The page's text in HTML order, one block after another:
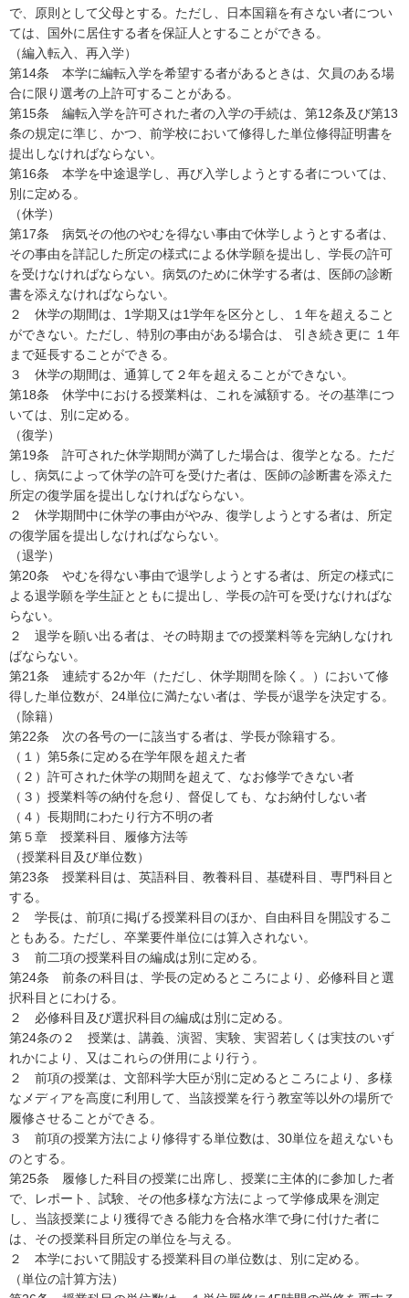
で、原則として父母とする。ただし、日本国籍を有さない者につい
ては、国外に居住する者を保証人とすることができる。
（編入転入、再入学）
第14条 本学に編転入学を希望する者があるときは、欠員のある場
合に限り選考の上許可することがある。
第15条 編転入学を許可された者の入学の手続は、第12条及び第13
条の規定に準じ、かつ、前学校において修得した単位修得証明書を
提出しなければならない。
第16条 本学を中途退学し、再び入学しようとする者については、
別に定める。
（休学）
第17条 病気その他のやむを得ない事由で休学しようとする者は、
その事由を詳記した所定の様式による休学願を提出し、学長の許可
を受けなければならない。病気のために休学する者は、医師の診断
書を添えなければならない。
２ 休学の期間は、1学期又は1学年を区分とし、１年を超えること
ができない。ただし、特別の事由がある場合は、 引き続き更に １年
まで延長することができる。
３ 休学の期間は、通算して２年を超えることができない。
第18条 休学中における授業料は、これを減額する。その基準につ
いては、別に定める。
（復学）
第19条 許可された休学期間が満了した場合は、復学となる。ただ
し、病気によって休学の許可を受けた者は、医師の診断書を添えた
所定の復学届を提出しなければならない。
２ 休学期間中に休学の事由がやみ、復学しようとする者は、所定
の復学届を提出しなければならない。
（退学）
第20条 やむを得ない事由で退学しようとする者は、所定の様式に
よる退学願を学生証とともに提出し、学長の許可を受けなければな
らない。
２ 退学を願い出る者は、その時期までの授業料等を完納しなけれ
ばならない。
第21条 連続する2か年（ただし、休学期間を除く。）において修
得した単位数が、24単位に満たない者は、学長が退学を決定する。
（除籍）
第22条 次の各号の一に該当する者は、学長が除籍する。
（１）第5条に定める在学年限を超えた者
（２）許可された休学の期間を超えて、なお修学できない者
（３）授業料等の納付を怠り、督促しても、なお納付しない者
（４）長期間にわたり行方不明の者
第５章 授業科目、履修方法等
（授業科目及び単位数）
第23条 授業科目は、英語科目、教養科目、基礎科目、専門科目と
する。
２ 学長は、前項に掲げる授業科目のほか、自由科目を開設するこ
ともある。ただし、卒業要件単位には算入されない。
３ 前二項の授業科目の編成は別に定める。
第24条 前条の科目は、学長の定めるところにより、必修科目と選
択科目とにわける。
２ 必修科目及び選択科目の編成は別に定める。
第24条の２ 授業は、講義、演習、実験、実習若しくは実技のいず
れかにより、又はこれらの併用により行う。
２ 前項の授業は、文部科学大臣が別に定めるところにより、多様
なメディアを高度に利用して、当該授業を行う教室等以外の場所で
履修させることができる。
３ 前項の授業方法により修得する単位数は、30単位を超えないも
のとする。
第25条 履修した科目の授業に出席し、授業に主体的に参加した者
で、レポート、試験、その他多様な方法によって学修成果を測定
し、当該授業により獲得できる能力を合格水準で身に付けた者に
は、その授業科目所定の単位を与える。
２ 本学において開設する授業科目の単位数は、別に定める。
（単位の計算方法）